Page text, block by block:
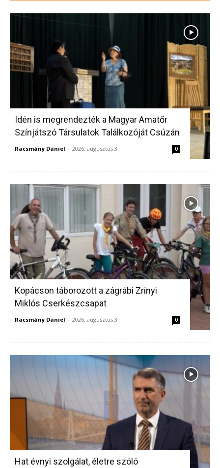
Idén is megrendezték a Magyar Amatőr
Színjátszó Társulatok Találkozóját Csúzán
Racsmány Dániel - 2026, augusztus 3. 0
Kopácson táborozott a zágrábi Zrínyi
Miklós Cserkészcsapat
Racsmány Dániel - 2026, augusztus 3. 0
Hat évnyi szolgálat, életre szóló